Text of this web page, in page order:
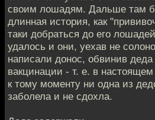
своим лошадям. Дальше там
длинная история, как
таки добраться до его
удалось и они, уехав не
написали донос, обвинив
вакцинации - т. е. в настоящем
к тому моменту ни одна из
заболела и не сдохла.